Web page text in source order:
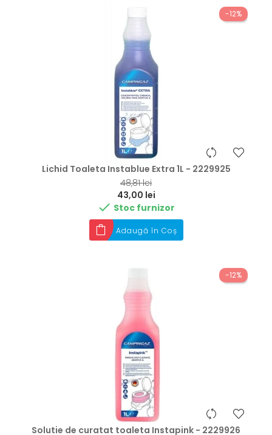
-12%
Lichid Toaleta Instablue Extra 1L - 2229925
48,81 lei
43,00 lei
 Stoc furnizor
Adaugă în Coș
-12%
Solutie de curatat toaleta Instapink - 2229926